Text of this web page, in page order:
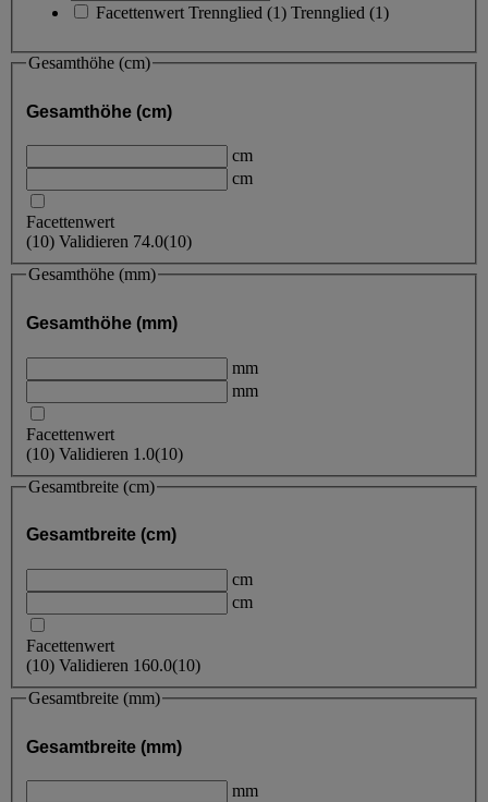
Facettenwert Trennglied (1) Trennglied (1)
Gesamthöhe (cm)
Gesamthöhe (cm)
cm
cm
Facettenwert
(10) Validieren 74.0(10)
Gesamthöhe (mm)
Gesamthöhe (mm)
mm
mm
Facettenwert
(10) Validieren 1.0(10)
Gesamtbreite (cm)
Gesamtbreite (cm)
cm
cm
Facettenwert
(10) Validieren 160.0(10)
Gesamtbreite (mm)
Gesamtbreite (mm)
mm